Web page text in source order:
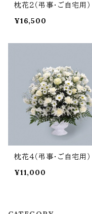
枕花２（弔事・ご自宅用）
¥16,500
枕花４（弔事・ご自宅用）
¥11,000